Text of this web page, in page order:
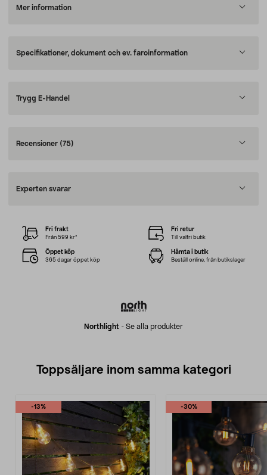
Mer information
Specifikationer, dokument och ev. faroinformation
Trygg E-Handel
Recensioner (75)
Experten svarar
Northlight - Se alla produkter
Fri frakt
Från 599 kr*
Fri retur
Till valfri butik
Öppet köp
365 dagar öppet köp
Hämta i butik
Beställ online, från butikslager
Toppsäljare inom samma kategori
-13% -30%